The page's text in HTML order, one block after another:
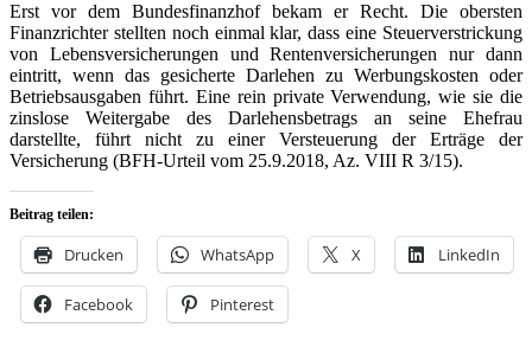
Erst vor dem Bundesfinanzhof bekam er Recht. Die obersten
Finanzrichter stellten noch einmal klar, dass eine Steuerverstrickung
von Lebensversicherungen und Rentenversicherungen nur dann
eintritt, wenn das gesicherte Darlehen zu Werbungskosten oder
Betriebsausgaben führt. Eine rein private Verwendung, wie sie die
zinslose Weitergabe des Darlehensbetrags an seine Ehefrau
darstellte, führt nicht zu einer Versteuerung der Erträge der
Versicherung (BFH-Urteil vom 25.9.2018, Az. VIII R 3/15).
Beitrag teilen:
Drucken WhatsApp X LinkedIn
Facebook Pinterest